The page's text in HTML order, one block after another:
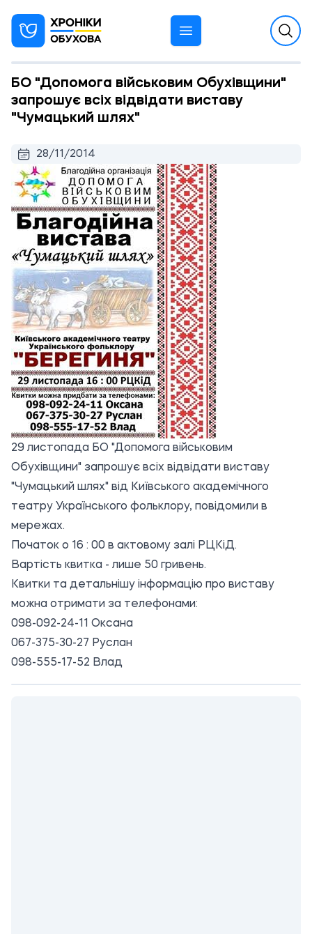
БО "Допомога військовим Обухівщини"
запрошує всіх відвідати виставу
"Чумацький шлях"
28/11/2014
29 листопада БО "Допомога військовим
Обухівщини" запрошує всіх відвідати виставу
"Чумацький шлях" від Київського академічного
театру Українського фольклору, повідомили в
мережах.
Початок о 16 : 00 в актовому залі РЦКіД.
Вартість квитка - лише 50 гривень.
Квитки та детальнішу інформацію про виставу
можна отримати за телефонами:
098-092-24-11 Оксана
067-375-30-27 Руслан
098-555-17-52 Влад